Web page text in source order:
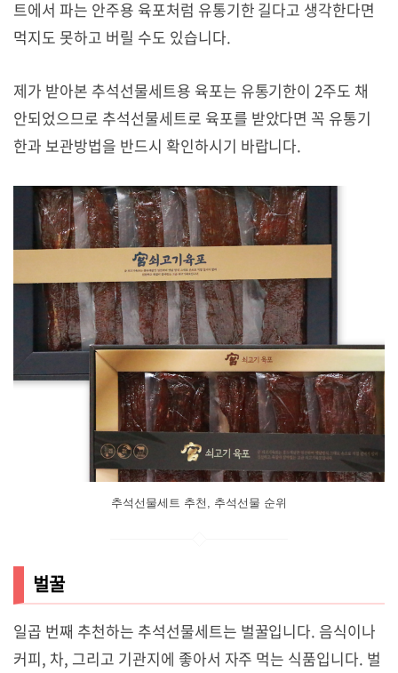
트에서 파는 안주용 육포처럼 유통기한 길다고 생각한다면
먹지도 못하고 버릴 수도 있습니다.
제가 받아본 추석선물세트용 육포는 유통기한이 2주도 채
안되었으므로 추석선물세트로 육포를 받았다면 꼭 유통기
한과 보관방법을 반드시 확인하시기 바랍니다.
추석선물세트 추천, 추석선물 순위
벌꿀
일곱 번째 추천하는 추석선물세트는 벌꿀입니다. 음식이나
커피, 차, 그리고 기관지에 좋아서 자주 먹는 식품입니다. 벌